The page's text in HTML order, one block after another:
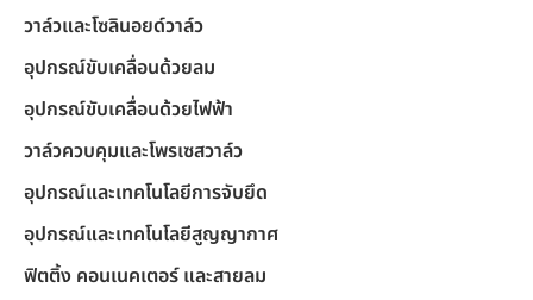
วาล์วและโซลินอยด์วาล์ว
อุปกรณ์ขับเคลื่อนด้วยลม
อุปกรณ์ขับเคลื่อนด้วยไฟฟ้า
วาล์วควบคุมและโพรเซสวาล์ว
อุปกรณ์และเทคโนโลยีการจับยึด
อุปกรณ์และเทคโนโลยีสูญญากาศ
ฟิตติ้ง คอนเนคเตอร์ และสายลม